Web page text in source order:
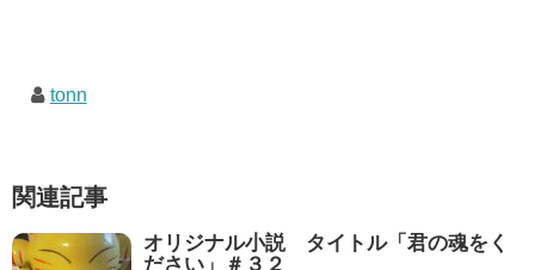
tonn
関連記事
オリジナル小説 タイトル「君の魂をく
ださい」＃３２